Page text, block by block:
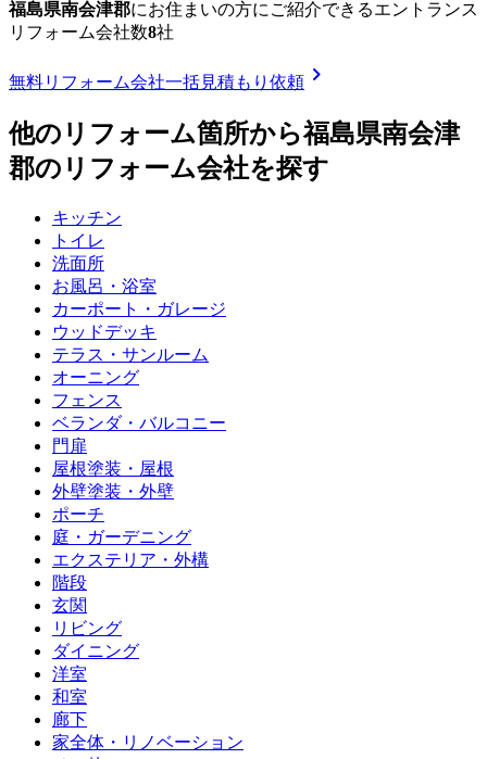
福島県南会津郡にお住まいの方にご紹介できるエントランス
リフォーム会社数8社
無料リフォーム会社一括見積もり依頼 chevron_right
他のリフォーム箇所から福島県南会津
郡のリフォーム会社を探す
キッチン
トイレ
洗面所
お風呂・浴室
カーポート・ガレージ
ウッドデッキ
テラス・サンルーム
オーニング
フェンス
ベランダ・バルコニー
門扉
屋根塗装・屋根
外壁塗装・外壁
ポーチ
庭・ガーデニング
エクステリア・外構
階段
玄関
リビング
ダイニング
洋室
和室
廊下
家全体・リノベーション